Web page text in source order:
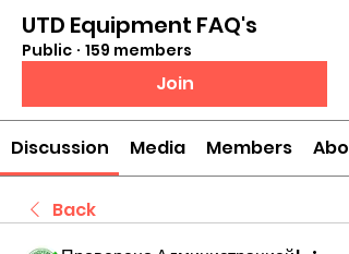
UTD Equipment FAQ's
Public · 159 members
Join
Discussion Media Members
Back